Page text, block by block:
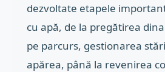
dezvoltate etapele
cu apă, de la pregătirea
pe parcurs, gestionarea
apărea, până la revenirea